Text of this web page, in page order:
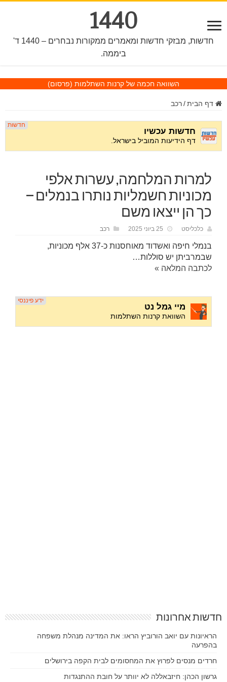
1440
חדשות, מבזקי חדשות ומאמרים ממקורות נבחרים – 1440 ד'
ביממה.
השוואה חכמה של קרנות השתלמות (פרסום)
דף הבית / רכב
למרות המלחמה, עשרות אלפי
מכוניות חשמליות נותרו בנמלים –
כך הן ייצאו משם
כלכליסט 25 ביוני 2025 רכב
בנמלי חיפה ואשדוד מאוחסנות כ-37 אלף מכוניות,
שבמרביתן יש סוללות…
לכתבה המלאה »
חדשות אחרונות
הראיונות עם יואב הורוביץ הראו: את המדינה מנהלת משפחה
בהפרעה
חרדים מנסים לפרוץ את המחסומים לבית הקפה בירושלים
גרשון הכהן: חיזבאללה לא יוותר על חובת ההתנגדות